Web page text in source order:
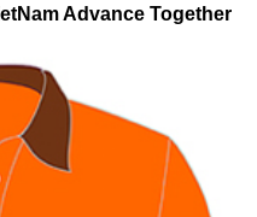
Advance Together